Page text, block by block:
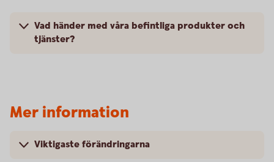
Vad händer med våra befintliga produkter och
tjänster?
Mer information
Viktigaste förändringarna